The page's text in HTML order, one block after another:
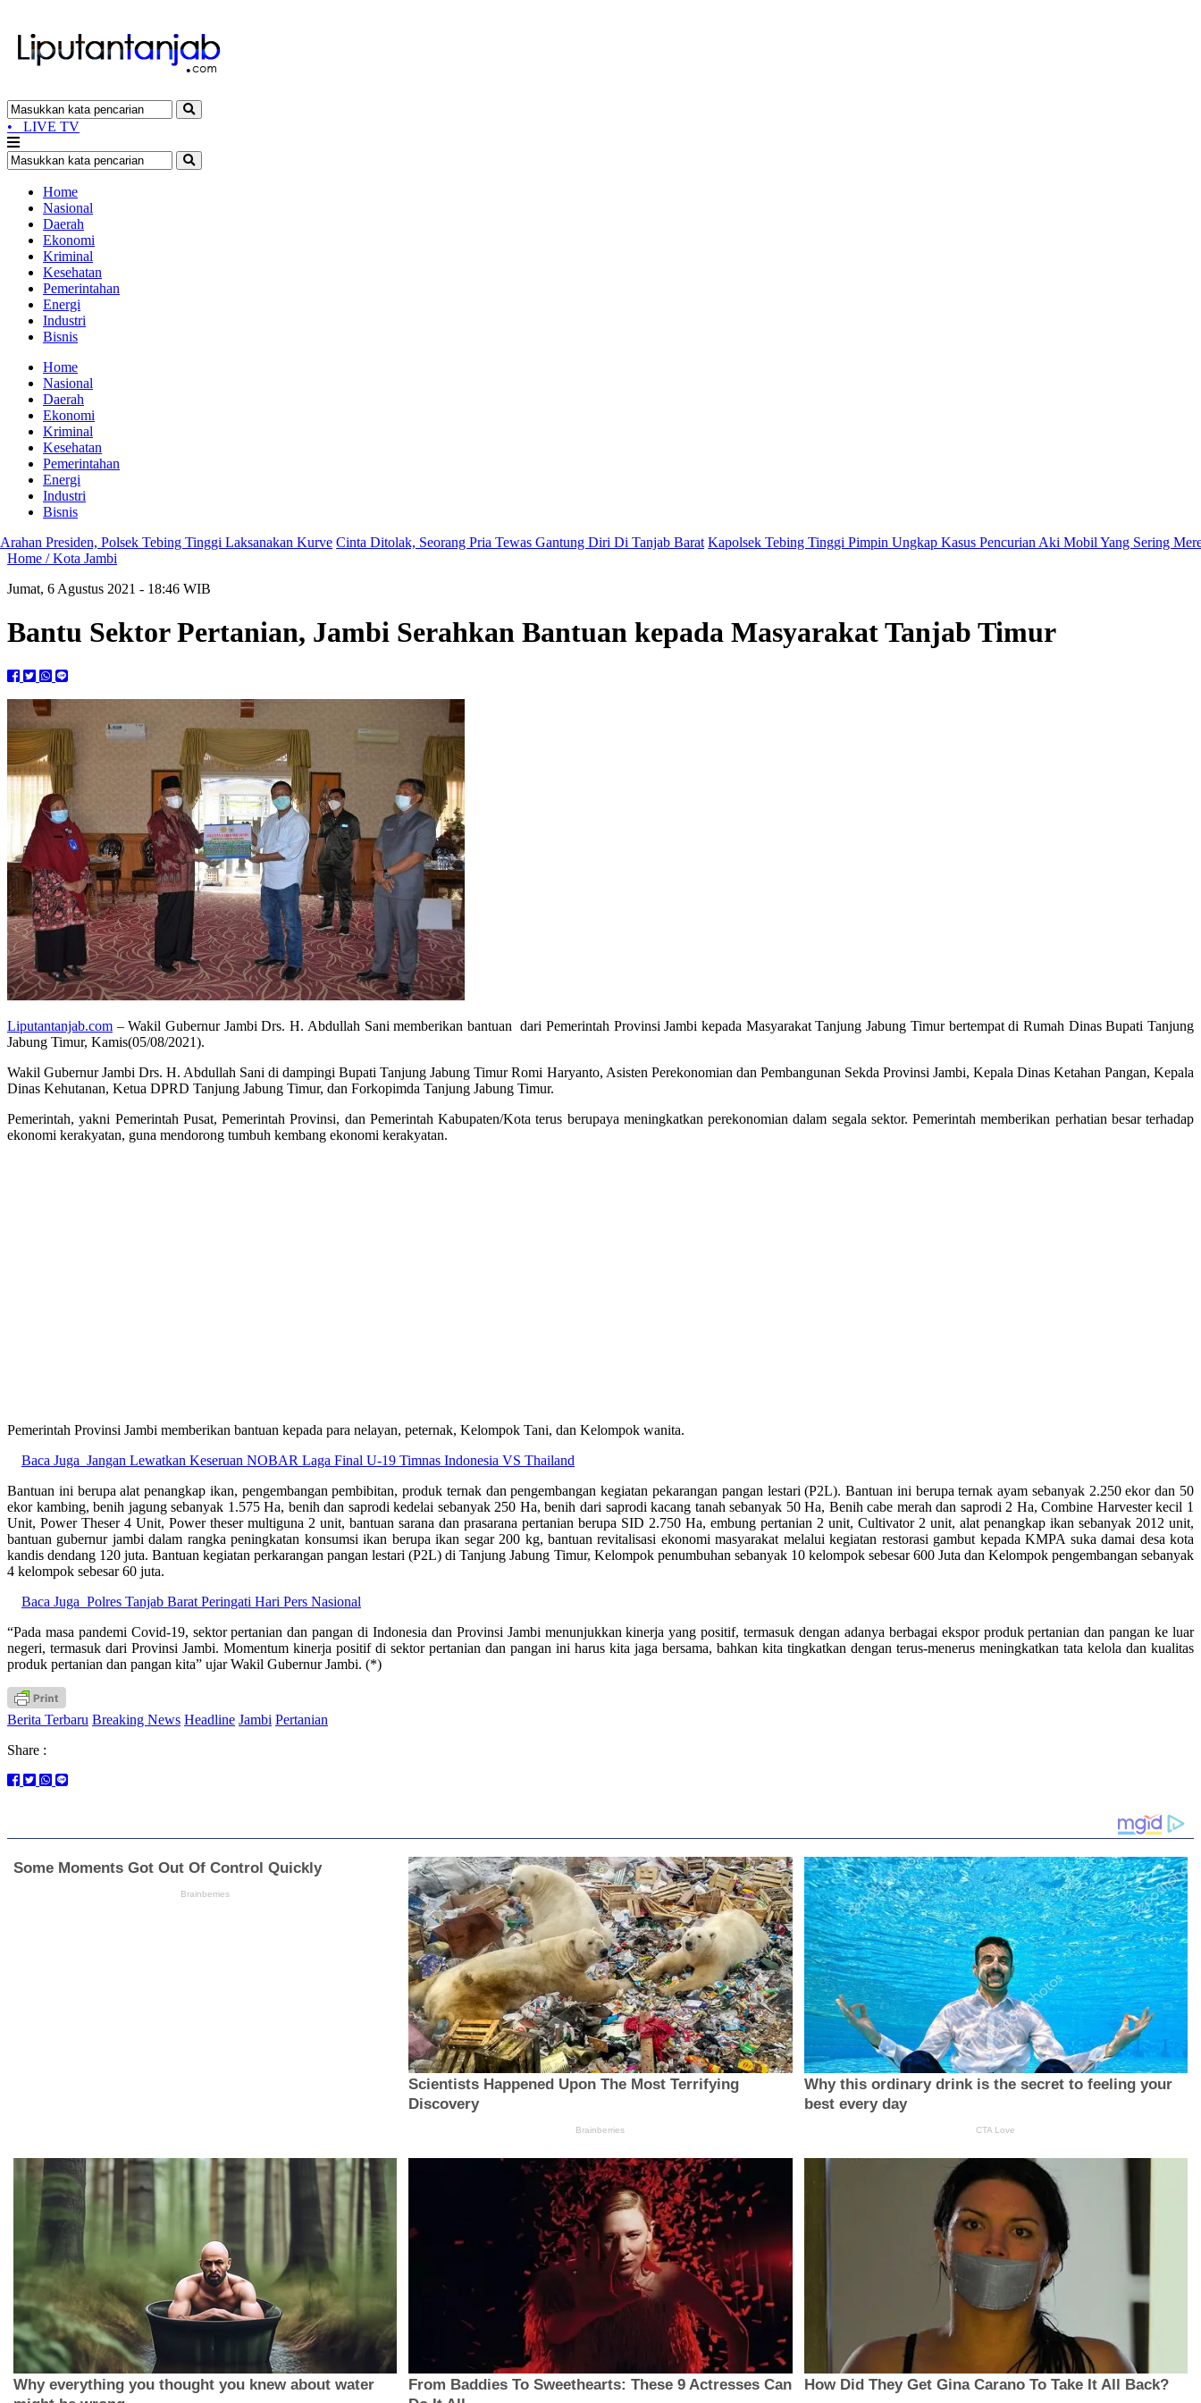
• LIVE TV
Home
Nasional
Daerah
Ekonomi
Kriminal
Kesehatan
Pemerintahan
Energi
Industri
Bisnis
Home
Nasional
Daerah
Ekonomi
Kriminal
Kesehatan
Pemerintahan
Energi
Industri
Bisnis
Polsek Tebing Tinggi Laksanakan Kurve Cinta Ditolak, Seorang Pria Tewas Gantung Diri Di Tanjab Barat Kapolsek Tebing Tinggi Pimpin Ungkap Kasus Pencurian Aki Mobil Yang Sering Meresahkan
Home /Kota Jambi
Jumat, 6 Agustus 2021 - 18:46 WIB
Bantu Sektor Pertanian, Jambi Serahkan Bantuan kepada Masyarakat Tanjab Timur
Liputantanjab.com – Wakil Gubernur Jambi Drs. H. Abdullah Sani memberikan bantuan dari Pemerintah Provinsi Jambi kepada Masyarakat Tanjung Jabung Timur bertempat di Rumah Dinas Bupati Tanjung
Jabung Timur, Kamis(05/08/2021).
Wakil Gubernur Jambi Drs. H. Abdullah Sani di dampingi Bupati Tanjung Jabung Timur Romi Haryanto, Asisten Perekonomian dan Pembangunan Sekda Provinsi Jambi, Kepala Dinas Ketahan Pangan, Kepala
Dinas Kehutanan, Ketua DPRD Tanjung Jabung Timur, dan Forkopimda Tanjung Jabung Timur.
Pemerintah, yakni Pemerintah Pusat, Pemerintah Provinsi, dan Pemerintah Kabupaten/Kota terus berupaya meningkatkan perekonomian dalam segala sektor. Pemerintah memberikan perhatian besar terhadap
ekonomi kerakyatan, guna mendorong tumbuh kembang ekonomi kerakyatan.
Pemerintah Provinsi Jambi memberikan bantuan kepada para nelayan, peternak, Kelompok Tani, dan Kelompok wanita.
Baca Juga Jangan Lewatkan Keseruan NOBAR Laga Final U-19 Timnas Indonesia VS Thailand
Bantuan ini berupa alat penangkap ikan, pengembangan pembibitan, produk ternak dan pengembangan kegiatan pekarangan pangan lestari (P2L). Bantuan ini berupa ternak ayam sebanyak 2.250 ekor dan 50
ekor kambing, benih jagung sebanyak 1.575 Ha, benih dan saprodi kedelai sebanyak 250 Ha, benih dari saprodi kacang tanah sebanyak 50 Ha, Benih cabe merah dan saprodi 2 Ha, Combine Harvester kecil 1
Unit, Power Theser 4 Unit, Power theser multiguna 2 unit, bantuan sarana dan prasarana pertanian berupa SID 2.750 Ha, embung pertanian 2 unit, Cultivator 2 unit, alat penangkap ikan sebanyak 2012 unit,
bantuan gubernur jambi dalam rangka peningkatan konsumsi ikan berupa ikan segar 200 kg, bantuan revitalisasi ekonomi masyarakat melalui kegiatan restorasi gambut kepada KMPA suka damai desa kota
kandis dendang 120 juta. Bantuan kegiatan perkarangan pangan lestari (P2L) di Tanjung Jabung Timur, Kelompok penumbuhan sebanyak 10 kelompok sebesar 600 Juta dan Kelompok pengembangan sebanyak
4 kelompok sebesar 60 juta.
Baca Juga Polres Tanjab Barat Peringati Hari Pers Nasional
“Pada masa pandemi Covid-19, sektor pertanian dan pangan di Indonesia dan Provinsi Jambi menunjukkan kinerja yang positif, termasuk dengan adanya berbagai ekspor produk pertanian dan pangan ke luar
negeri, termasuk dari Provinsi Jambi. Momentum kinerja positif di sektor pertanian dan pangan ini harus kita jaga bersama, bahkan kita tingkatkan dengan terus-menerus meningkatkan tata kelola dan kualitas
produk pertanian dan pangan kita” ujar Wakil Gubernur Jambi. (*)
Berita Terbaru Breaking News Headline Jambi Pertanian
Share :